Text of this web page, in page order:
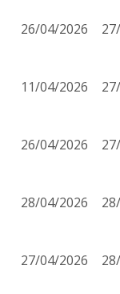
26/04/2026
11/04/2026
26/04/2026
28/04/2026
27/04/2026